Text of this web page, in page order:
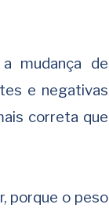
mudança de
e negativas
correta que
porque o peso